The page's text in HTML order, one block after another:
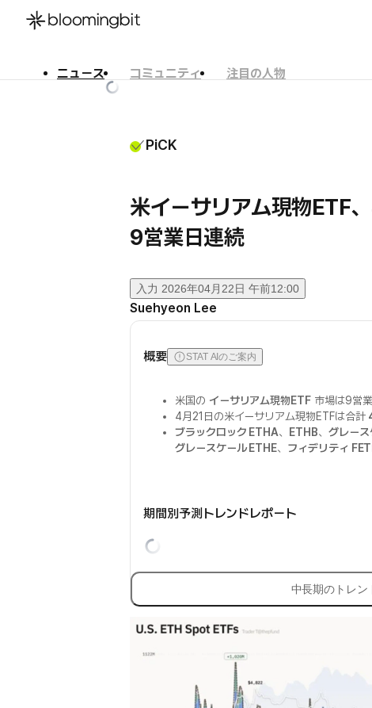
ニュース コミュニティ
注目の人物
PiCK
米イーサリアム現物ETF
9営業日連続
入力 2026年04月22日 午前12:00
Suehyeon Lee
概要 STAT AIのご案内
米国の イーサリアム現物ETF市場は9営
4月21日の米イーサリアム現物ETFは合計
ブラックロック ETHA、 ETHB、 グレー
グレースケール ETHE、 フィデリティ
期間別予測トレンドレポート
中長期のトレン